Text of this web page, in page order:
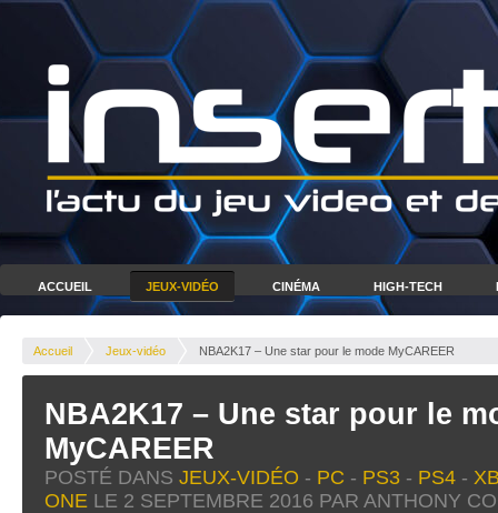
ACCUEIL JEUX-VIDÉO CINÉMA HIGH-TECH
Accueil Jeux-vidéo NBA2K17 – Une star pour le mode MyCAREER
NBA2K17 – Une star pour le
MyCAREER
POSTÉ DANS JEUX-VIDÉO - PC - PS3 - PS4 -
ONE LE 2 SEPTEMBRE 2016 PAR ANTHONY